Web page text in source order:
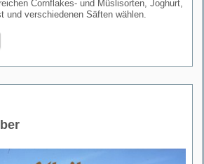
Cornflakes- und Müslisorten, Joghurt,
und verschiedenen Säften wählen.